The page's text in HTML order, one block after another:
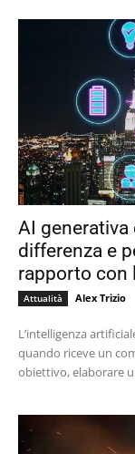
AI generativa
differenza e
rapporto con
Attualità Alex Trizio
L’intelligenza
quando riceve un
obiettivo, elaborare